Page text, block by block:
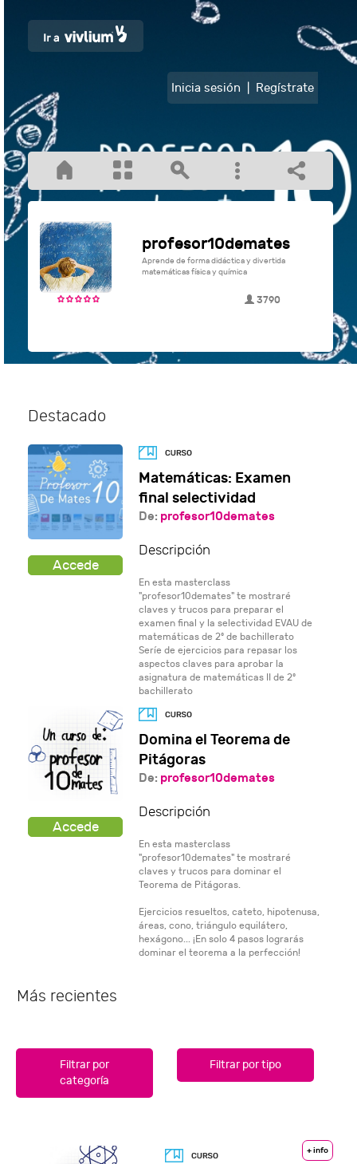
Inicia sesión Regístrate
profesor10demates
Aprende de forma didáctica y divertida
matemáticas física y química
3790
Destacado
Matemáticas: Examen
final selectividad
De: profesor10demates
Descripción
En esta masterclass
"profesor10demates" te mostraré
claves y trucos para preparar el
examen final y la selectividad EVAU de
matemáticas de 2º de bachillerato
Seríe de ejercicios para repasar los
aspectos claves para aprobar la
asignatura de matemáticas II de 2º
bachillerato
Domina el Teorema de
Pitágoras
De: profesor10demates
Descripción
En esta masterclass
"profesor10demates" te mostraré
claves y trucos para dominar el
Teorema de Pitágoras.
Ejercicios resueltos, cateto, hipotenusa,
áreas, cono, triángulo equilátero,
hexágono... ¡En solo 4 pasos lograrás
dominar el teorema a la perfección!
Más recientes
Filtrar por
categoría
Filtrar por tipo
+ info